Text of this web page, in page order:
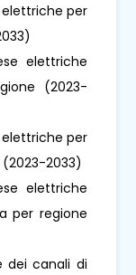
elettriche per
elettriche
(2023-
elettriche per
2033)
elettriche
per regione
dei canali di